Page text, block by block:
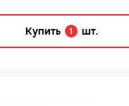
Купить 1 шт.